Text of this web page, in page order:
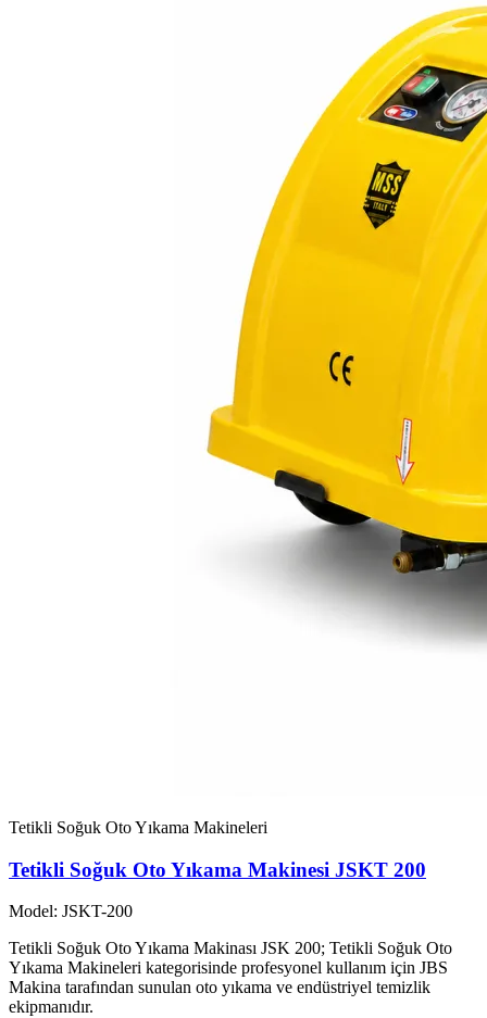
Tetikli Soğuk Oto Yıkama Makineleri
Tetikli Soğuk Oto Yıkama Makinesi JSKT 200
Model: JSKT-200
Tetikli Soğuk Oto Yıkama Makinası JSK 200; Tetikli Soğuk Oto
Yıkama Makineleri kategorisinde profesyonel kullanım için JBS
Makina tarafından sunulan oto yıkama ve endüstriyel temizlik
ekipmanıdır.